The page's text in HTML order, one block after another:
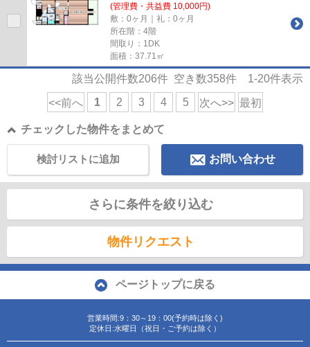
(管理費・共益費 10,000円)
敷：0ヶ月｜礼：0ヶ月
所在階：4階
間取り：1DK
面積：37.71㎡
該当公開件数206件 空き数358件 1-20件表示
<<前へ 1 2 3 4 5 次へ>> 最初
チェックした物件をまとめて
お問い合わせ
検討リストに追加
さらに条件を絞り込む
物件リクエスト
ページトップに戻る
営業時間:9：30～19：00(予約時は除く)
定休日:水曜日（祝日・ご予約は除く）